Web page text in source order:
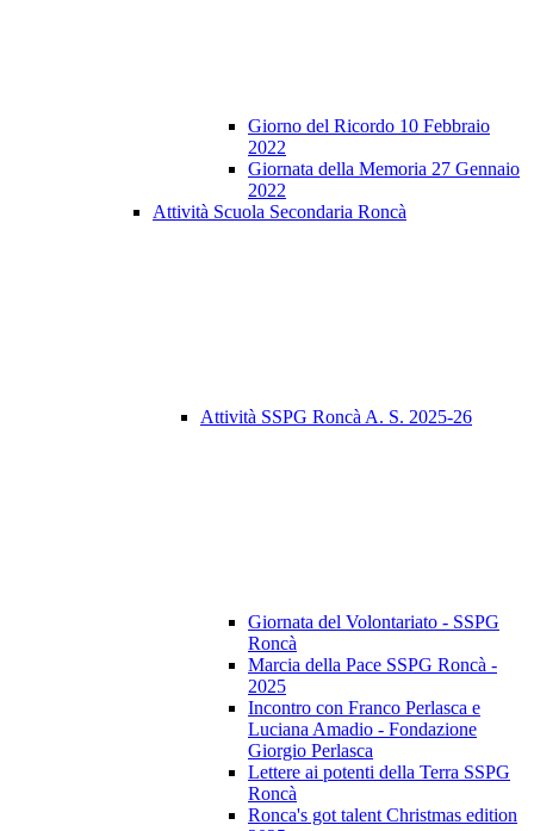
Giorno del Ricordo 10 Febbraio
2022
Giornata della Memoria 27 Gennaio
2022
Attività Scuola Secondaria Roncà
Attività SSPG Roncà A. S. 2025-26
Giornata del Volontariato - SSPG
Roncà
Marcia della Pace SSPG Roncà -
2025
Incontro con Franco Perlasca e
Luciana Amadio - Fondazione
Giorgio Perlasca
Lettere ai potenti della Terra SSPG
Roncà
Ronca's got talent Christmas edition